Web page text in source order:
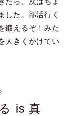
した。部活行く
鍛えるぞ！みた
大きくかけてい
is 真